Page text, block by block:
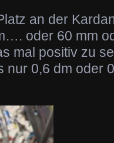
an der
oder 60 mm
mal positiv zu
nur 0,6 dm oder